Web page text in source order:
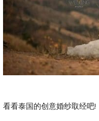
看看泰国的创意婚纱取经吧!